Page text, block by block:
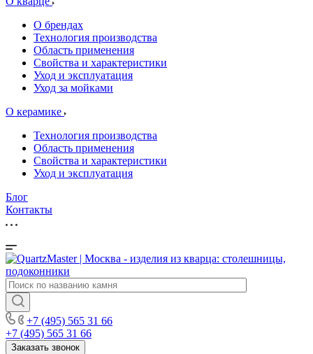
О брендах
Технология производства
Область применения
Свойства и характеристики
Уход и эксплуатация
Уход за мойками
О керамике
Технология производства
Область применения
Свойства и характеристики
Уход и эксплуатация
Блог
Контакты
+7 (495) 565 31 66
+7 (495) 565 31 66
Заказать звонок